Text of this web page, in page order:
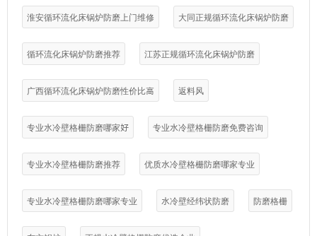
淮安循环流化床锅炉防磨上门维修 大同正规循环流化床锅炉防磨
循环流化床锅炉防磨推荐 江苏正规循环流化床锅炉防磨
广西循环流化床锅炉防磨性价比高 返料风
专业水冷壁格栅防磨哪家好 专业水冷壁格栅防磨免费咨询
专业水冷壁格栅防磨推荐 优质水冷壁格栅防磨哪家专业
专业水冷壁格栅防磨哪家专业 水冷壁经纬状防磨 防磨格栅